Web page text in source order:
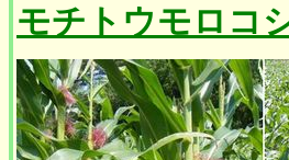
モチトウモロコ